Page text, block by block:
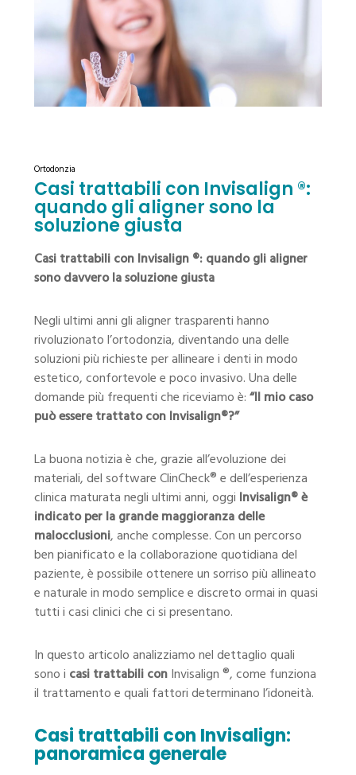
Ortodonzia
Casi trattabili con Invisalign ®:
quando gli aligner sono la
soluzione giusta
Casi trattabili con Invisalign ®: quando gli aligner
sono davvero la soluzione giusta
Negli ultimi anni gli aligner trasparenti hanno
rivoluzionato l’ortodonzia, diventando una delle
soluzioni più richieste per allineare i denti in modo
estetico, confortevole e poco invasivo. Una delle
domande più frequenti che riceviamo è:“Il mio caso
può essere trattato con Invisalign®?”
La buona notizia è che, grazie all’evoluzione dei
materiali, del software ClinCheck® e dell’esperienza
clinica maturata negli ultimi anni, oggi Invisalign® è
indicato per la grande maggioranza delle
malocclusioni, anche complesse. Con un percorso
ben pianificato e la collaborazione quotidiana del
paziente, è possibile ottenere un sorriso più allineato
e naturale in modo semplice e discreto ormai in quasi
tutti i casi clinici che ci si presentano.
In questo articolo analizziamo nel dettaglio quali
sono i casi trattabili conInvisalign ®, come funziona
il trattamento e quali fattori determinano l’idoneità.
Casi trattabili con Invisalign:
panoramica generale